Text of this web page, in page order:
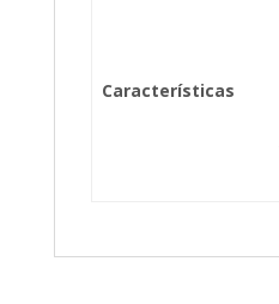
Características